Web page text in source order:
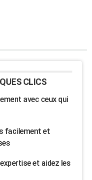
CLICS
avec ceux qui
facilement et
et aidez les